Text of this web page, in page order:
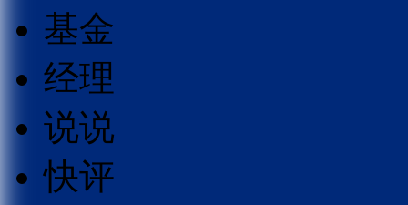
基金
经理
说说
快评